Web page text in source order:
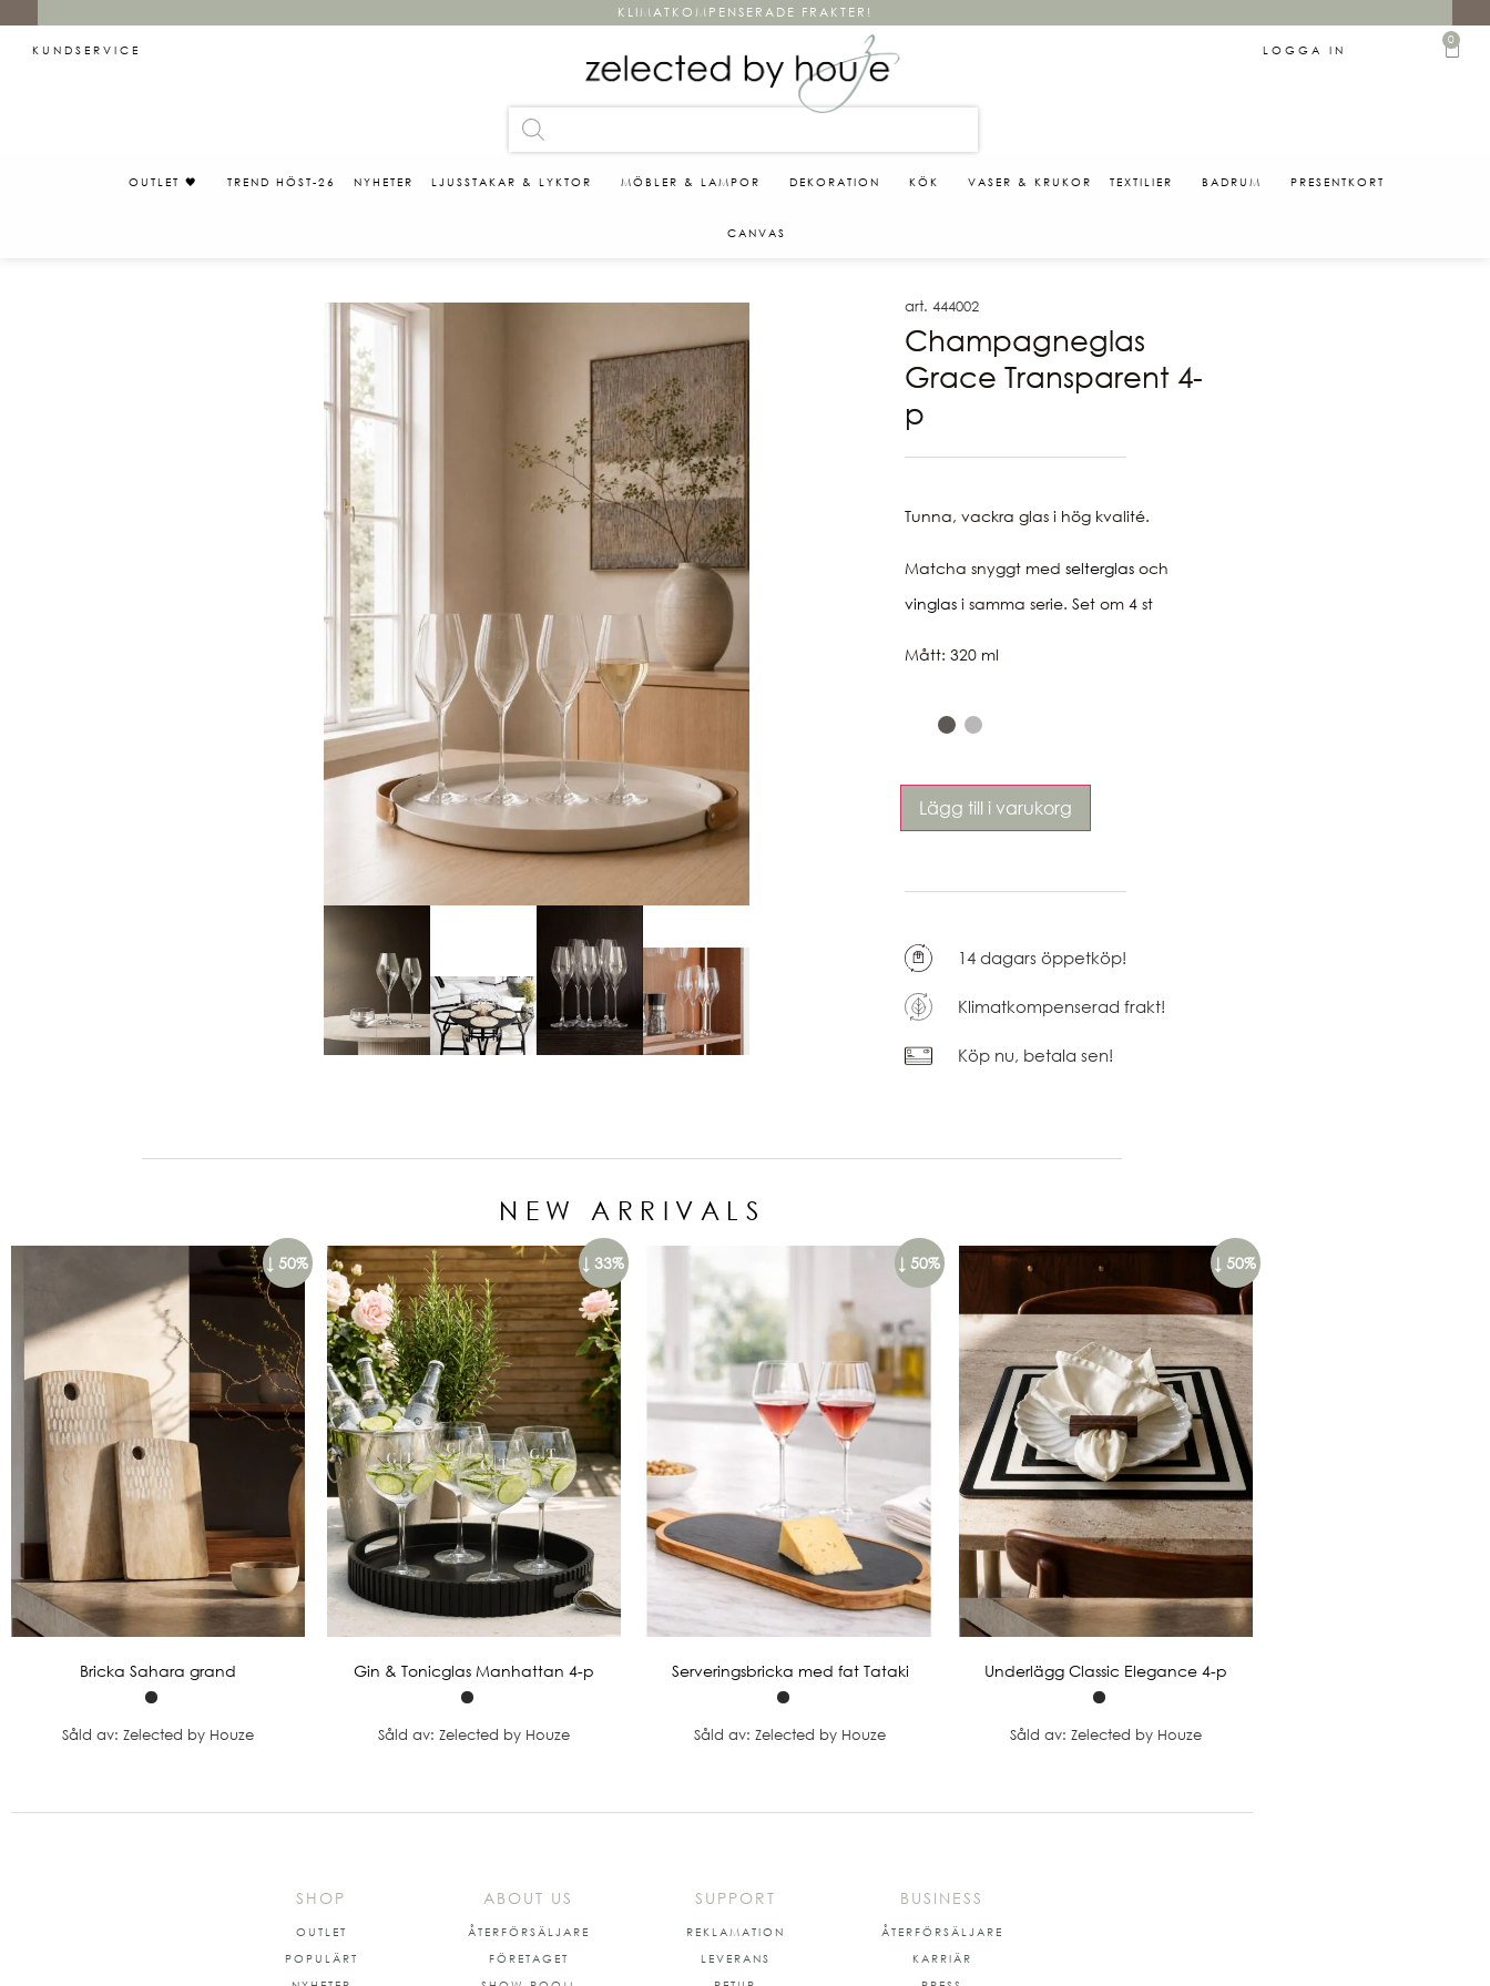
KLIMATKOMPENSERADE FRAKTER!
KUNDSERVICE LOGGA IN
0
OUTLET 🖤 TREND HÖST-26 NYHETER LJUSSTAKAR & LYKTOR MÖBLER & LAMPOR DEKORATION KÖK VASER & KRUKOR TEXTILIER BADRUM PRESENTKORT
CANVAS
art. 444002
Champagneglas
Grace Transparent 4-
p
Tunna, vackra glas i hög kvalité.
Matcha snyggt medselterglas och
vinglas i samma serie. Set om 4 st
Mått: 320 ml
Lägg till i varukorg
14 dagars öppetköp!
Klimatkompenserad frakt!
Köp nu, betala sen!
NEW ARRIVALS
↓ 50%
Bricka Sahara grand
Såld av: Zelected by Houze
↓ 33%
Gin & Tonicglas Manhattan 4-p
Såld av: Zelected by Houze
↓ 50%
Serveringsbricka med fat Tataki
Såld av: Zelected by Houze
↓ 50%
Underlägg Classic Elegance 4-p
Såld av: Zelected by Houze
SHOP
OUTLET
POPULÄRT
ABOUT US
ÅTERFÖRSÄLJARE
FÖRETAGET
SUPPORT
REKLAMATION
LEVERANS
BUSINESS
ÅTERFÖRSÄLJARE
KARRIÄR